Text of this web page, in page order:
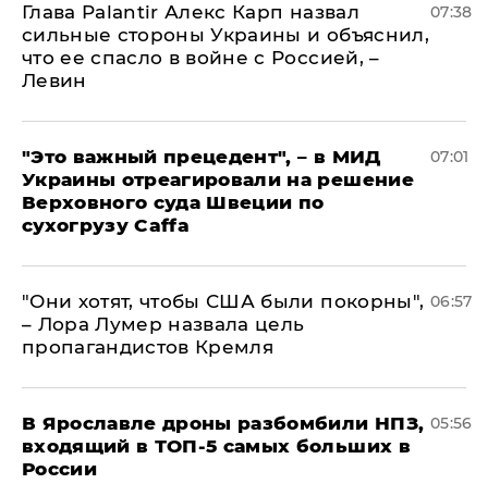
Глава Palantir Алекс Карп назвал
сильные стороны Украины и объяснил,
что ее спасло в войне с Россией, –
Левин
07:38
"Это важный прецедент", – в МИД
Украины отреагировали на решение
Верховного суда Швеции по
сухогрузу Caffa
07:01
"Они хотят, чтобы США были покорны",
– Лора Лумер назвала цель
пропагандистов Кремля
06:57
В Ярославле дроны разбомбили НПЗ,
входящий в ТОП-5 самых больших в
России
05:56